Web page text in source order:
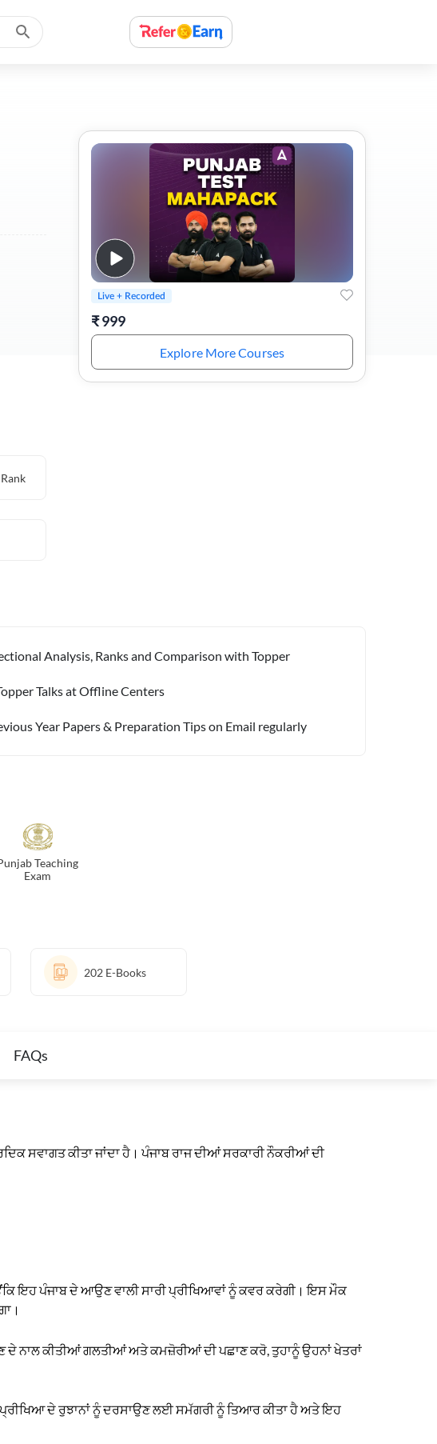
Live + Recorded
₹999
Explore More Courses
Analysis, Ranks and Comparison with Topper
Talks at Offline Centers
Year Papers & Preparation Tips on Email regularly
Teaching
Exam
202 E-Books
FAQs
ਸਵਾਗਤ ਕੀਤਾ ਜਾਂਦਾ ਹੈ। ਪੰਜਾਬ ਰਾਜ ਦੀਆਂ ਸਰਕਾਰੀ ਨੌਕਰੀਆਂ ਦੀ
ਇਹ ਪੰਜਾਬ ਦੇ ਆਉਣ ਵਾਲੀ ਸਾਰੀ ਪ੍ਰੀਖਿਆਵਾਂ ਨੂੰ ਕਵਰ ਕਰੇਗੀ। ਇਸ ਮੌਕ
ਨਾਲ ਕੀਤੀਆਂ ਗਲਤੀਆਂ ਅਤੇ ਕਮਜ਼ੋਰੀਆਂ ਦੀ ਪਛਾਣ ਕਰੋ, ਤੁਹਾਨੂੰ ਉਹਨਾਂ ਖੇਤਰਾਂ
ਪ੍ਰੀਖਿਆ ਦੇ ਰੁਝਾਨਾਂ ਨੂੰ ਦਰਸਾਉਣ ਲਈ ਸਮੱਗਰੀ ਨੂੰ ਤਿਆਰ ਕੀਤਾ ਹੈ ਅਤੇ ਇਹ